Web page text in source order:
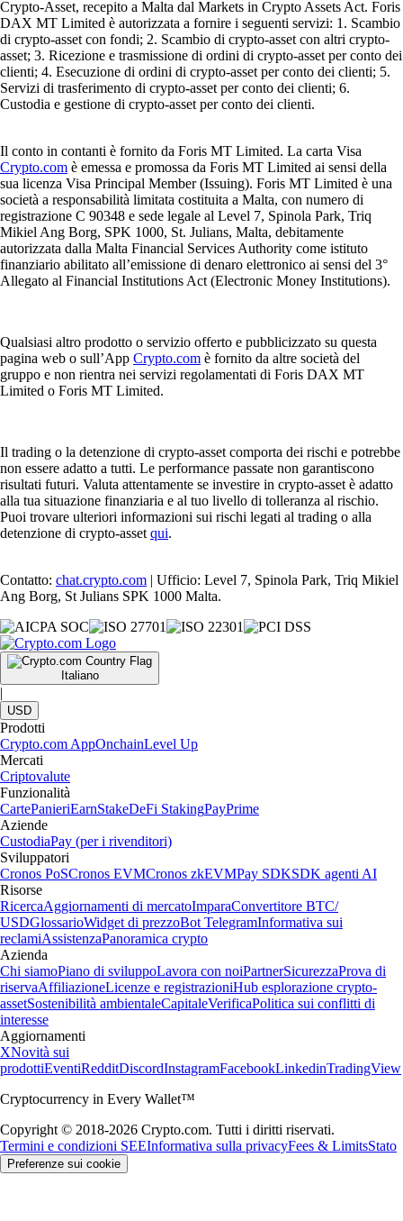
Crypto-Asset, recepito a Malta dal Markets in Crypto Assets Act. Foris
DAX MT Limited è autorizzata a fornire i seguenti servizi: 1. Scambio
di crypto-asset con fondi; 2. Scambio di crypto-asset con altri crypto-
asset; 3. Ricezione e trasmissione di ordini di crypto-asset per conto dei
clienti; 4. Esecuzione di ordini di crypto-asset per conto dei clienti; 5.
Servizi di trasferimento di crypto-asset per conto dei clienti; 6.
Custodia e gestione di crypto-asset per conto dei clienti.
Il conto in contanti è fornito da Foris MT Limited. La carta Visa
Crypto.com è emessa e promossa da Foris MT Limited ai sensi della
sua licenza Visa Principal Member (Issuing). Foris MT Limited è una
società a responsabilità limitata costituita a Malta, con numero di
registrazione C 90348 e sede legale al Level 7, Spinola Park, Triq
Mikiel Ang Borg, SPK 1000, St. Julians, Malta, debitamente
autorizzata dalla Malta Financial Services Authority come istituto
finanziario abilitato all’emissione di denaro elettronico ai sensi del 3°
Allegato al Financial Institutions Act (Electronic Money Institutions).
Qualsiasi altro prodotto o servizio offerto e pubblicizzato su questa
pagina web o sull’App Crypto.com è fornito da altre società del
gruppo e non rientra nei servizi regolamentati di Foris DAX MT
Limited o Foris MT Limited.
Il trading o la detenzione di crypto-asset comporta dei rischi e potrebbe
non essere adatto a tutti. Le performance passate non garantiscono
risultati futuri. Valuta attentamente se investire in crypto-asset è adatto
alla tua situazione finanziaria e al tuo livello di tolleranza al rischio.
Puoi trovare ulteriori informazioni sui rischi legati al trading o alla
detenzione di crypto-asset qui.
Contatto: chat.crypto.com | Ufficio: Level 7, Spinola Park, Triq Mikiel
Ang Borg, St Julians SPK 1000 Malta.
Italiano
|
USD
Prodotti
Crypto.com AppOnchainLevel Up
Mercati
Criptovalute
Funzionalità
CartePanieriEarnStakeDeFi StakingPayPrime
Aziende
CustodiaPay (per i rivenditori)
Sviluppatori
Cronos PoSCronos EVMCronos zkEVMPay SDKSDK agenti AI
Risorse
RicercaAggiornamenti di mercatoImparaConvertitore BTC/
USDGlossarioWidget di prezzoBot TelegramInformativa sui
reclamiAssistenzaPanoramica crypto
Azienda
Chi siamoPiano di sviluppoLavora con noiPartnerSicurezzaProva di
riservaAffiliazioneLicenze e registrazioniHub esplorazione crypto-
assetSostenibilità ambientaleCapitaleVerificaPolitica sui conflitti di
interesse
Aggiornamenti
XNovità sui
prodottiEventiRedditDiscordInstagramFacebookLinkedinTradingView
Cryptocurrency in Every Wallet™
Copyright © 2018-2026 Crypto.com. Tutti i diritti riservati.
Termini e condizioni SEEInformativa sulla privacyFees & LimitsStato
Preferenze sui cookie